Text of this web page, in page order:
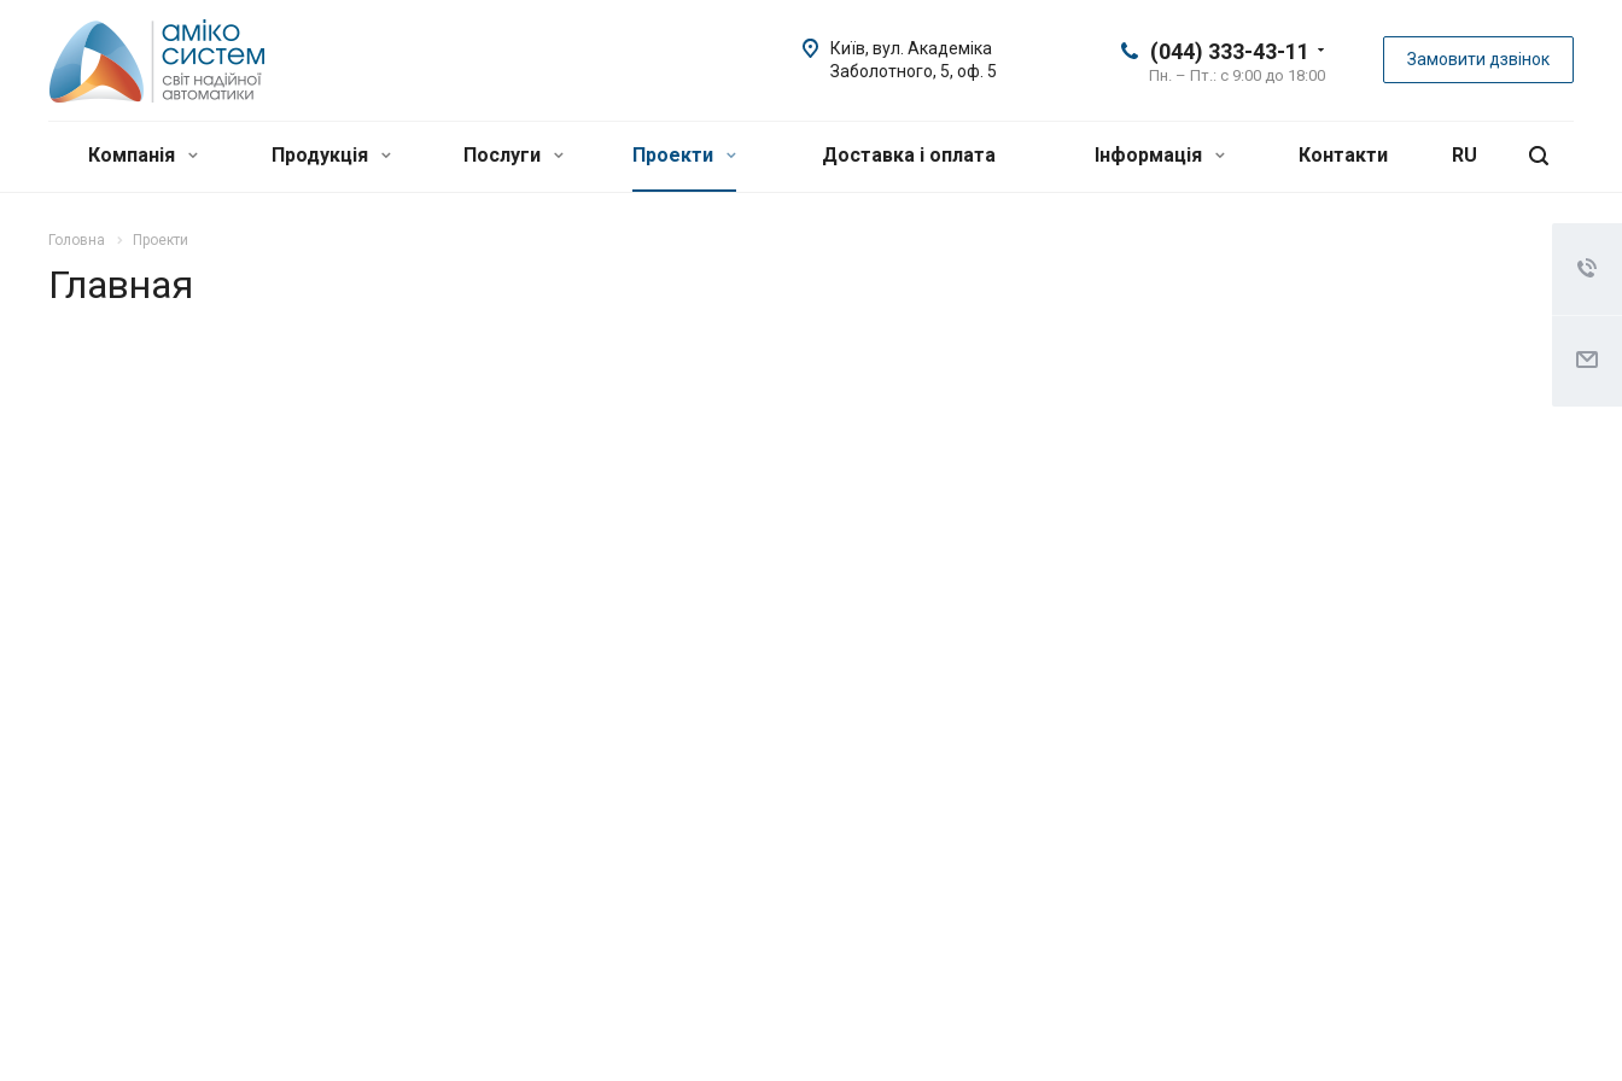
(044) 333-43-11
Пн. – Пт.: с 9:00 до 18:00
Замовити дзвінок
Київ, вул. Академіка
Заболотного, 5, оф. 5
Компанія Продукція Послуги Проекти Доставка і оплата Інформація Контакти RU
Головна Проекти
Главная